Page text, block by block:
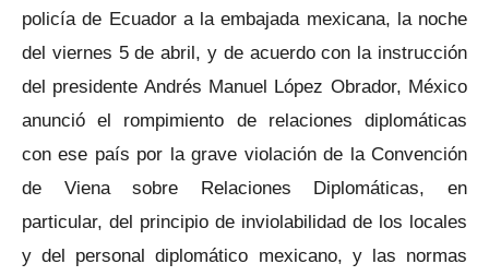
policía de Ecuador a la embajada mexicana, la noche
del viernes 5 de abril, y de acuerdo con la instrucción
del presidente Andrés Manuel López Obrador, México
anunció el rompimiento de relaciones diplomáticas
con ese país por la grave violación de la Convención
de Viena sobre Relaciones Diplomáticas, en
particular, del principio de inviolabilidad de los locales
y del personal diplomático mexicano, y las normas